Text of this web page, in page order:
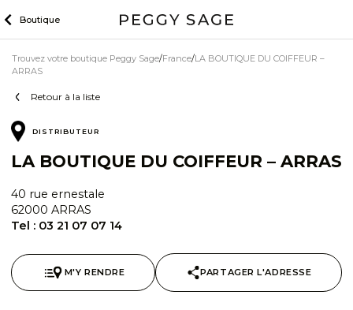
to
Boutique
Retour à la liste
Trouvez votre boutique Peggy Sage France LA BOUTIQUE DU COIFFEUR –
ARRAS
DISTRIBUTEUR
LA BOUTIQUE DU COIFFEUR – ARRAS
40 rue ernestale
62000 ARRAS
Tel : 03 21 07 07 14
M'Y RENDRE PARTAGER L'ADRESSE